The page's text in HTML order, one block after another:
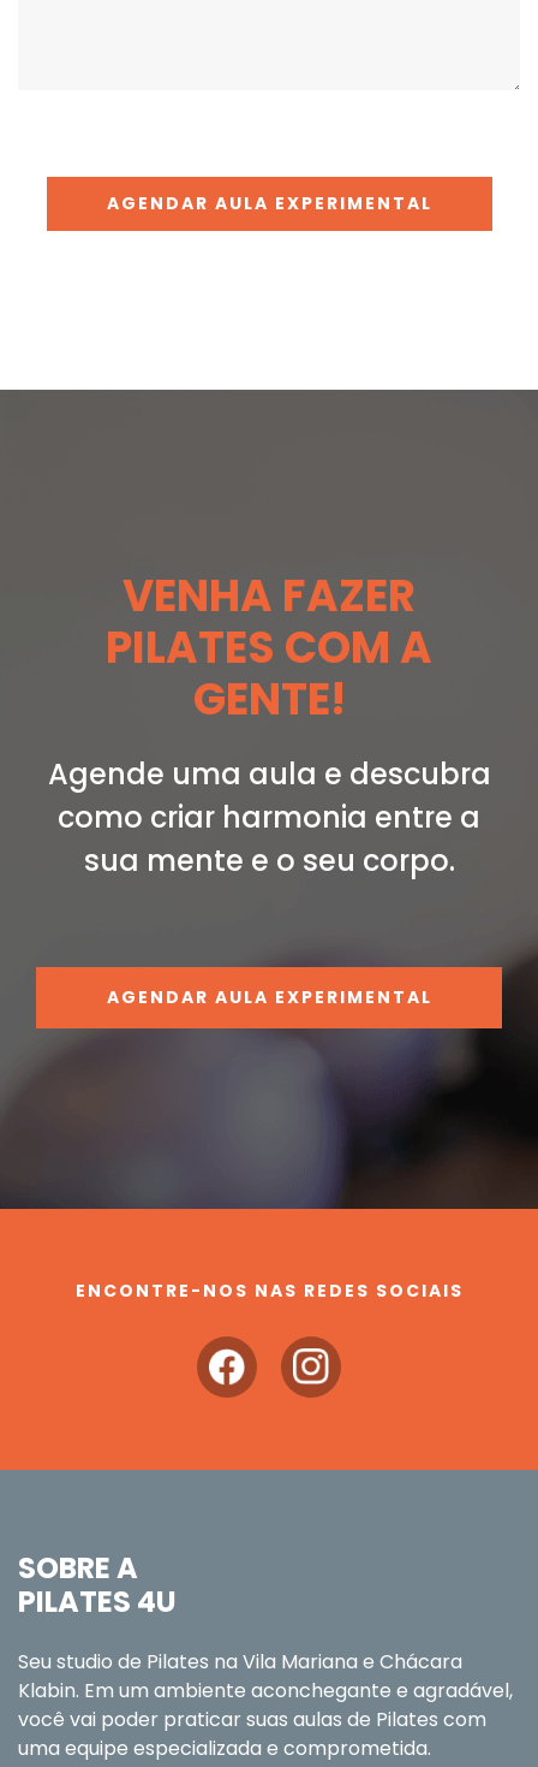
VENHA FAZER
PILATES COM A
GENTE!
Agende uma aula e descubra
como criar harmonia entre a
sua mente e o seu corpo.
AGENDAR AULA EXPERIMENTAL
ENCONTRE-NOS NAS REDES SOCIAIS
SOBRE A
PILATES 4U
Seu studio de Pilates na Vila Mariana e Chácara
Klabin. Em um ambiente aconchegante e agradável,
você vai poder praticar suas aulas de Pilates com
uma equipe especializada e comprometida.